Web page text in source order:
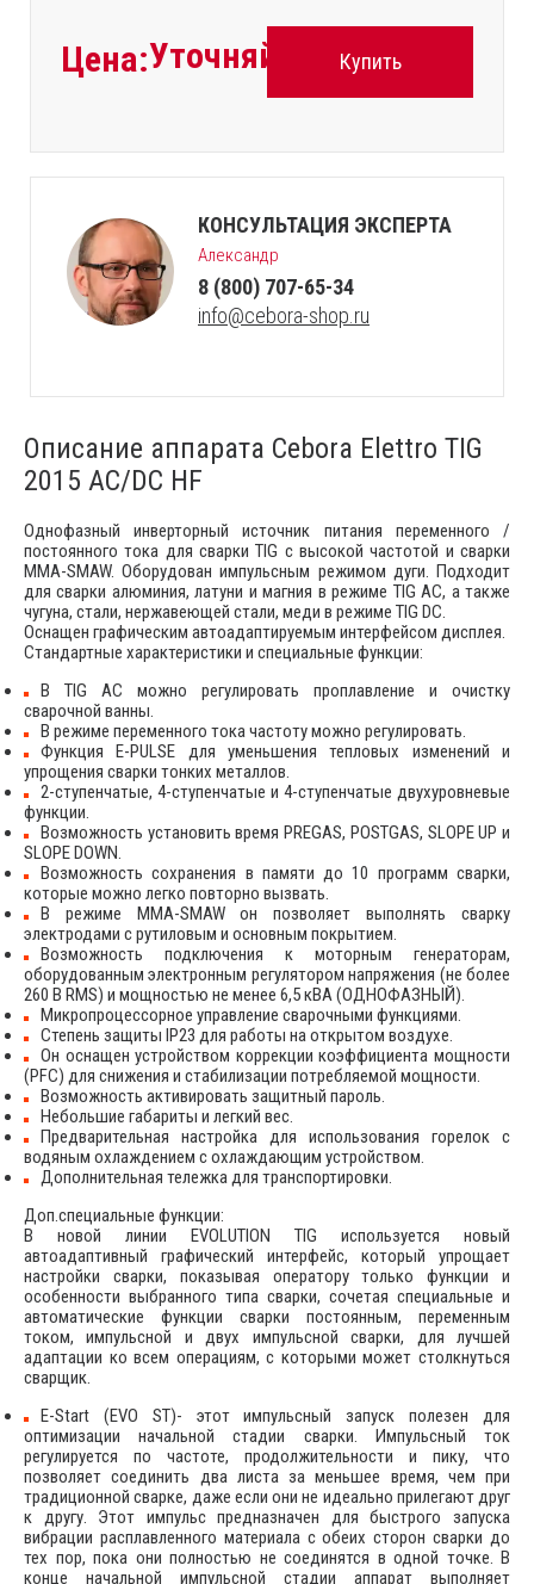
Цена:Уточняйте Купить
КОНСУЛЬТАЦИЯ ЭКСПЕРТА
Александр
8 (800) 707-65-34
info@cebora-shop.ru
Описание аппарата Cebora Elettro TIG
2015 AC/DC HF
Однофазный инверторный источник питания переменного /
постоянного тока для сварки TIG с высокой частотой и сварки
MMA-SMAW. Оборудован импульсным режимом дуги. Подходит
для сварки алюминия, латуни и магния в режиме TIG AC, а также
чугуна, стали, нержавеющей стали, меди в режиме TIG DC.
Оснащен графическим автоадаптируемым интерфейсом дисплея.
Стандартные характеристики и специальные функции:
В TIG AC можно регулировать проплавление и очистку
сварочной ванны.
В режиме переменного тока частоту можно регулировать.
Функция E-PULSE для уменьшения тепловых изменений и
упрощения сварки тонких металлов.
2-ступенчатые, 4-ступенчатые и 4-ступенчатые двухуровневые
функции.
Возможность установить время PREGAS, POSTGAS, SLOPE UP и
SLOPE DOWN.
Возможность сохранения в памяти до 10 программ сварки,
которые можно легко повторно вызвать.
В режиме MMA-SMAW он позволяет выполнять сварку
электродами с рутиловым и основным покрытием.
Возможность подключения к моторным генераторам,
оборудованным электронным регулятором напряжения (не более
260 В RMS) и мощностью не менее 6,5 кВА (ОДНОФАЗНЫЙ).
Микропроцессорное управление сварочными функциями.
Степень защиты IP23 для работы на открытом воздухе.
Он оснащен устройством коррекции коэффициента мощности
(PFC) для снижения и стабилизации потребляемой мощности.
Возможность активировать защитный пароль.
Небольшие габариты и легкий вес.
Предварительная настройка для использования горелок с
водяным охлаждением с охлаждающим устройством.
Дополнительная тележка для транспортировки.
Доп.специальные функции:
В новой линии EVOLUTION TIG используется новый
автоадаптивный графический интерфейс, который упрощает
настройки сварки, показывая оператору только функции и
особенности выбранного типа сварки, сочетая специальные и
автоматические функции сварки постоянным, переменным
током, импульсной и двух импульсной сварки, для лучшей
адаптации ко всем операциям, с которыми может столкнуться
сварщик.
E-Start (EVO ST)- этот импульсный запуск полезен для
оптимизации начальной стадии сварки. Импульсный ток
регулируется по частоте, продолжительности и пику, что
позволяет соединить два листа за меньшее время, чем при
традиционной сварке, даже если они не идеально прилегают друг
к другу. Этот импульс предназначен для быстрого запуска
вибрации расплавленного материала с обеих сторон сварки до
тех пор, пока они полностью не соединятся в одной точке. В
конце начальной импульсной стадии аппарат выполняет